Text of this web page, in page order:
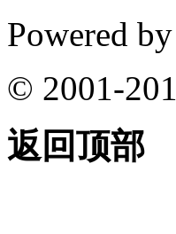
Powered by
© 2001-
返回顶部